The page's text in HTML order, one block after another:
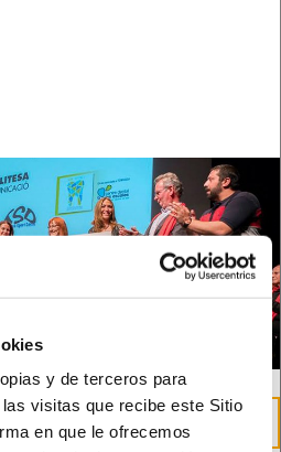
y de terceros para
visitas que recibe este Sitio
en que le ofrecemos
23
May